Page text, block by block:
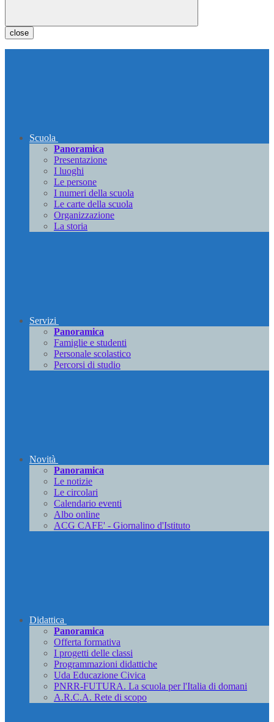
close
Scuola
Panoramica
Presentazione
I luoghi
Le persone
I numeri della scuola
Le carte della scuola
Organizzazione
La storia
Servizi
Panoramica
Famiglie e studenti
Personale scolastico
Percorsi di studio
Novità
Panoramica
Le notizie
Le circolari
Calendario eventi
Albo online
ACG CAFE' - Giornalino d'Istituto
Didattica
Panoramica
Offerta formativa
I progetti delle classi
Programmazioni didattiche
Uda Educazione Civica
PNRR-FUTURA. La scuola per l'Italia di domani
A.R.C.A. Rete di scopo